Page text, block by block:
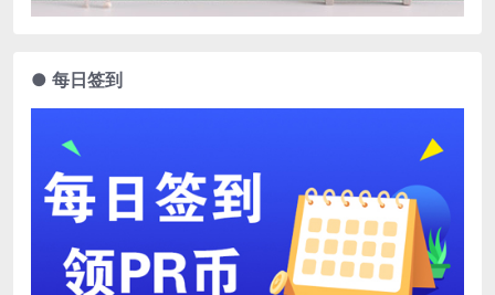
● 每日签到